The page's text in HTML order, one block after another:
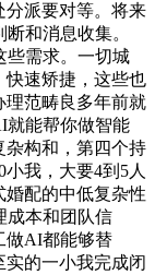
分派要对等。将来
和消息收集。
些需求。一切城
快速矫捷，这些也
理范畴良多年前就
就能帮你做智能
杂构和，第四个持
我，大要4到5人
配的中低复杂性
成本和团队信
做AI都能够替
的一小我完成闭